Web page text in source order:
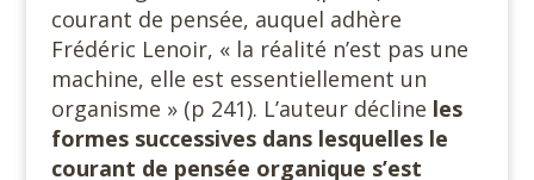
courant de pensée, auquel adhère
Frédéric Lenoir, « la réalité n’est pas une
machine, elle est essentiellement un
organisme » (p 241). L’auteur décline les
formes successives dans lesquelles le
courant de pensée organique s’est